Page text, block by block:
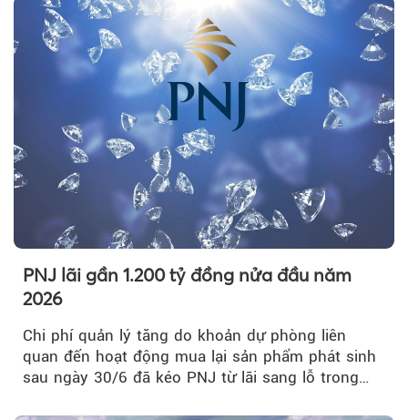
PNJ lãi gần 1.200 tỷ đồng nửa đầu năm
2026
Chi phí quản lý tăng do khoản dự phòng liên
quan đến hoạt động mua lại sản phẩm phát sinh
sau ngày 30/6 đã kéo PNJ từ lãi sang lỗ trong